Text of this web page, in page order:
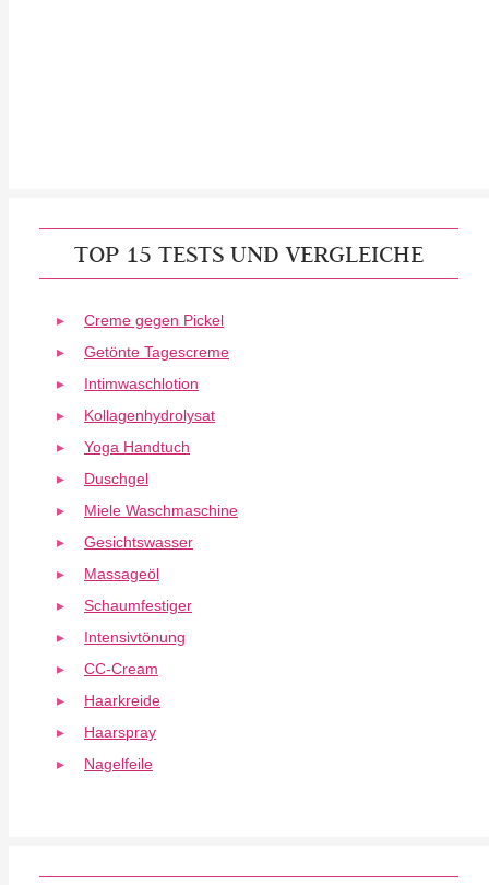
TOP 15 TESTS UND VERGLEICHE
Creme gegen Pickel
Getönte Tagescreme
Intimwaschlotion
Kollagenhydrolysat
Yoga Handtuch
Duschgel
Miele Waschmaschine
Gesichtswasser
Massageöl
Schaumfestiger
Intensivtönung
CC-Cream
Haarkreide
Haarspray
Nagelfeile